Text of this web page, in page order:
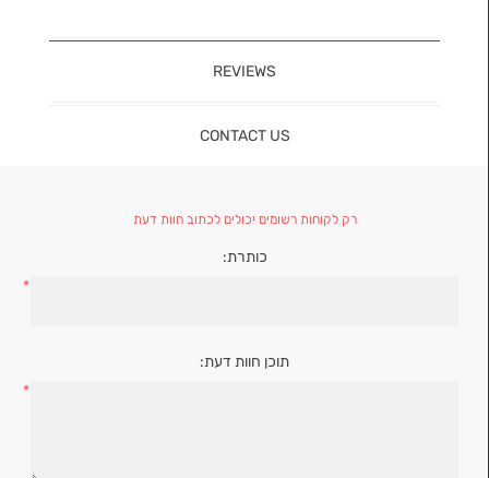
REVIEWS
CONTACT US
רק לקוחות רשומים יכולים לכתוב חוות דעת
כותרת:
*
תוכן חוות דעת:
*